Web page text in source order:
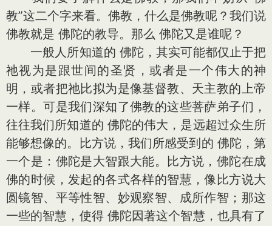
教”这二个字来看。佛教，什么是佛教呢？我们说
佛教就是 佛陀的教导。那么 佛陀又是谁呢？
一般人所知道的 佛陀，其实可能都仅止于把
祂视为是跟世间的圣贤，或者是一个伟大的神
明，或者把祂比拟为是像基督教、天主教的上帝
一样。可是我们深知了佛教的这些菩萨弟子们，
往往我们所知道的 佛陀的伟大，是远超过众生所
能够想像的。比方说，我们所感受到的 佛陀，第
一个是：佛陀是大智跟大能。比方说，佛陀在成
佛的时候，发起的各式各样的智慧，像比方说大
圆镜智、平等性智、妙观察智、成所作智；那这
一些的智慧，使得 佛陀因著这个智慧，也具有了